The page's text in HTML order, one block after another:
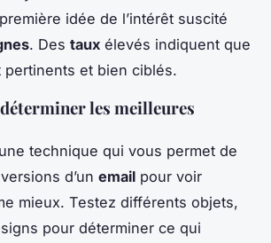
idée de l’intérêt suscité
. Des taux élevés indiquent que
pertinents et bien ciblés.
les meilleures
technique qui vous permet de
d’un email pour voir
mieux. Testez différents objets,
pour déterminer ce qui